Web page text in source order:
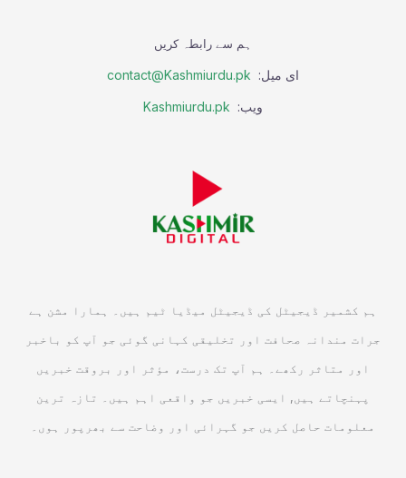
ہم سے رابطہ کریں
ای میل: contact@Kashmiurdu.pk
ویب: Kashmiurdu.pk
ہم کشمیر ڈیجیٹل کی ڈیجیٹل میڈیا ٹیم ہیں۔ ہمارا مشن ہے
جرات مندانہ صحافت اور تخلیقی کہانی گوئی جو آپ کو باخبر
اور متاثر رکھے۔ ہم آپ تک درست، مؤثر اور بروقت خبریں
پہنچاتے ہیں, ایسی خبریں جو واقعی اہم ہیں۔ تازہ ترین
معلومات حاصل کریں جو گہرائی اور وضاحت سے بھرپور ہوں۔